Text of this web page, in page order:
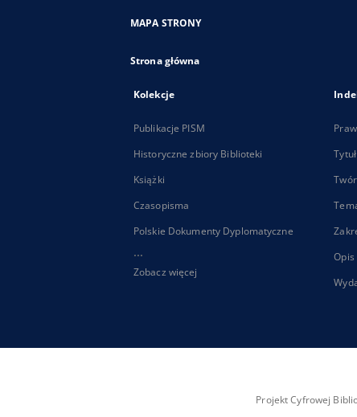
MAPA STRONY
Strona główna
Kolekcje
Publikacje PISM
Historyczne zbiory Biblioteki
Książki
Czasopisma
Polskie Dokumenty Dyplomatyczne
...
Zobacz więcej
Tytuł
Opis
Projekt Cyfrowej